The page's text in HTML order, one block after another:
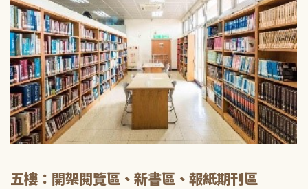
五樓：開架閱覽區、新書區、報紙期刊區